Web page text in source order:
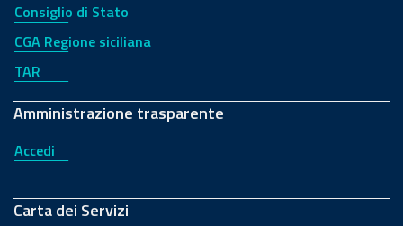
Consiglio di Stato
CGA Regione siciliana
TAR
Amministrazione trasparente
Accedi
Carta dei Servizi